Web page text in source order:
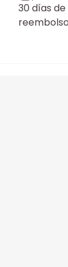
30 días
reembolso